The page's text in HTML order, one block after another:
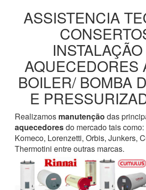
ASSISTENCIA
AQUECEDORES
BOILER/ BOMBA
E
Realizamos manutenção das
aquecedoresdo mercado tais
Komeco, Lorenzetti, Orbis, Junkers,
Thermotini entre outras marcas.